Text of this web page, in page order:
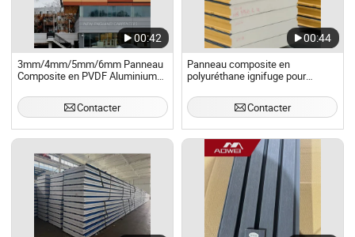
00:42
3mm/4mm/5mm/6mm Panneau
Composite en PVDF Aluminium
Contacter
00:44
Panneau composite en
polyuréthane ignifuge pour
Contacter